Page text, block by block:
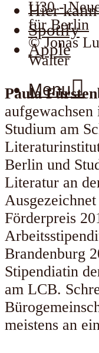
Hier
Spotify
Apple
Menu
© Jonas
Walter
Paula
aufgewachsen
Studium am
Berlin und
Literatur an
Förderpreis
Brandenburg
Stipendiatin
am LCB.
meistens an